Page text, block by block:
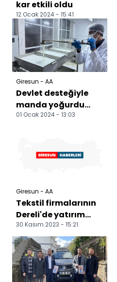
kar etkili oldu
12 Ocak 2024 - 15:41
Giresun - AA
Devlet desteğiyle
manda yoğurdu
üretim tesisi kurdu
01 Ocak 2024 - 13:03
Giresun - AA
Tekstil firmalarının
Dereli'de yatırım
yapması için
çalışma yürütülüyor
30 Kasım 2023 - 15:21